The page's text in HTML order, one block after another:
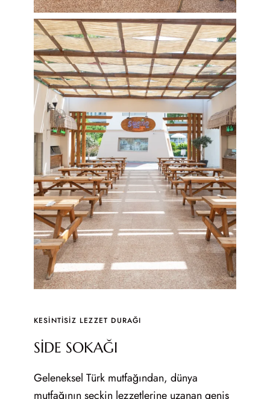
KESINTISIZ LEZZET DURAĞI
SİDE SOKAĞI
Geleneksel Türk mutfağından, dünya
mutfağının seçkin lezzetlerine uzanan geniş